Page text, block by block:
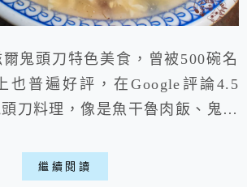
鬼頭刀特色美食，曾被500碗名
也普遍好評，在Google評論4.5
刀料理，像是魚干魯肉飯、鬼頭
都沒想過的組合，很多餐點讓我
繼續閱讀